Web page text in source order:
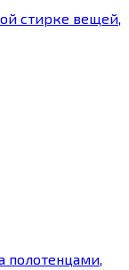
стирке вещей,
полотенцами,